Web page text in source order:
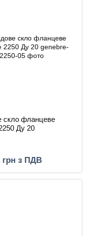
скло фланцеве
Ду 20
грн з ПДВ